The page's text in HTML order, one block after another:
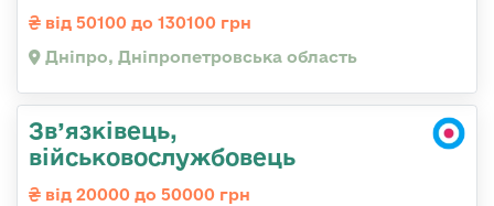
від 50100 до 130100 грн
Дніпро, Дніпропетровська область
Зв’язківець,
військовослужбовець
від 20000 до 50000 грн